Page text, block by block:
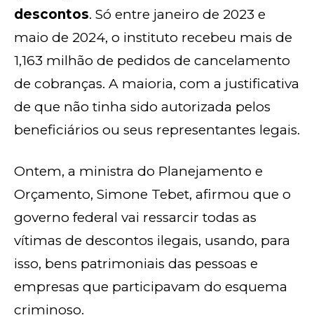
descontos. Só entre janeiro de 2023 e
maio de 2024, o instituto recebeu mais de
1,163 milhão de pedidos de cancelamento
de cobranças. A maioria, com a justificativa
de que não tinha sido autorizada pelos
beneficiários ou seus representantes legais.
Ontem, a ministra do Planejamento e
Orçamento, Simone Tebet, afirmou que o
governo federal vai ressarcir todas as
vítimas de descontos ilegais, usando, para
isso, bens patrimoniais das pessoas e
empresas que participavam do esquema
criminoso.